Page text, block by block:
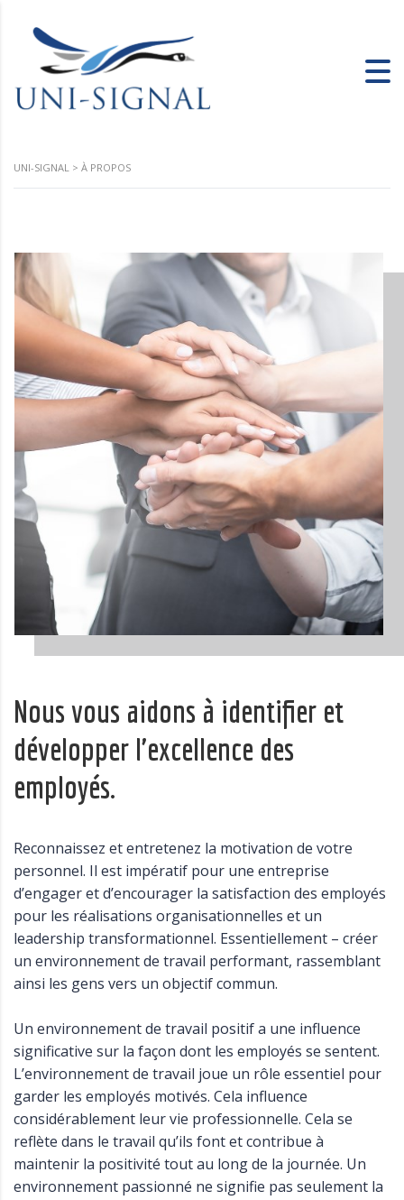
UNI-SIGNAL > À PROPOS
Nous vous aidons à identifier et
développer l'excellence des
employés.
Reconnaissez et entretenez la motivation de votre
personnel. Il est impératif pour une entreprise
d’engager et d’encourager la satisfaction des employés
pour les réalisations organisationnelles et un
leadership transformationnel. Essentiellement – créer
un environnement de travail performant, rassemblant
ainsi les gens vers un objectif commun.
Un environnement de travail positif a une influence
significative sur la façon dont les employés se sentent.
L’environnement de travail joue un rôle essentiel pour
garder les employés motivés. Cela influence
considérablement leur vie professionnelle. Cela se
reflète dans le travail qu’ils font et contribue à
maintenir la positivité tout au long de la journée. Un
environnement passionné ne signifie pas seulement la